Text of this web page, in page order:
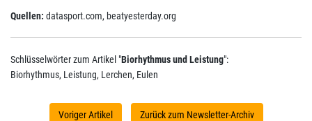
Quellen: datasport.com, beatyesterday.org
Schlüsselwörter zum Artikel "Biorhythmus und Leistung":
Biorhythmus, Leistung, Lerchen, Eulen
Voriger Artikel Zurück zum Newsletter-Archiv